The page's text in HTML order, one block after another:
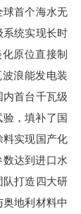
球首个海水无
系统实现长时
原位直接制
浪能发电装
首台千瓦级
，填补了国
料实现国产化
达到进口水
队打造四大研
地利材料中